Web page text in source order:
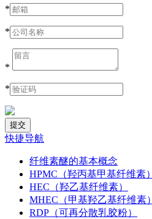
*
*
*
*
快捷导航
纤维素醚的基本概念
HPMC（羟丙基甲基纤维素）
HEC（羟乙基纤维素）
MHEC（甲基羟乙基纤维素）
RDP（可再分散乳胶粉）